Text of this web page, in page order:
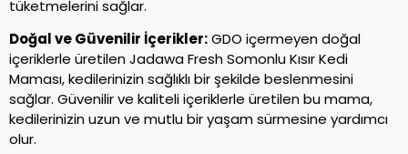
tüketmelerini sağlar.
Doğal ve Güvenilir İçerikler:GDO içermeyen doğal
içeriklerle üretilen Jadawa Fresh Somonlu Kısır Kedi
Maması, kedilerinizin sağlıklı bir şekilde beslenmesini
sağlar. Güvenilir ve kaliteli içeriklerle üretilen bu mama,
kedilerinizin uzun ve mutlu bir yaşam sürmesine yardımcı
olur.